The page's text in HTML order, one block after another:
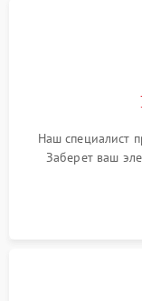
Наш специалист
Заберет ваш